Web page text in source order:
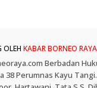
OLEH KABAR BORNEO RAYA
Berbadan
38 Perumnas Kayu